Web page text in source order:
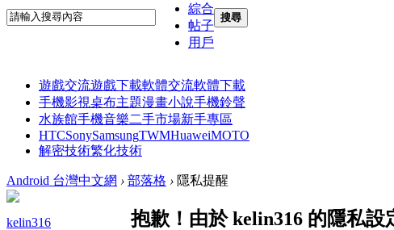
綜合
帖子
用戶
搜尋
遊戲交流遊戲下載軟體交流軟體下載
手機影視桌布主題漫畫小說手機鈴聲
水族館手機音樂二手市場新手專區
HTCSonySamsungTWMHuaweiMOTO
解密技術繁化技術
Android 台灣中文網 › 部落格 › 隱私提醒
kelin316 抱歉！由於 kelin316 的隱私